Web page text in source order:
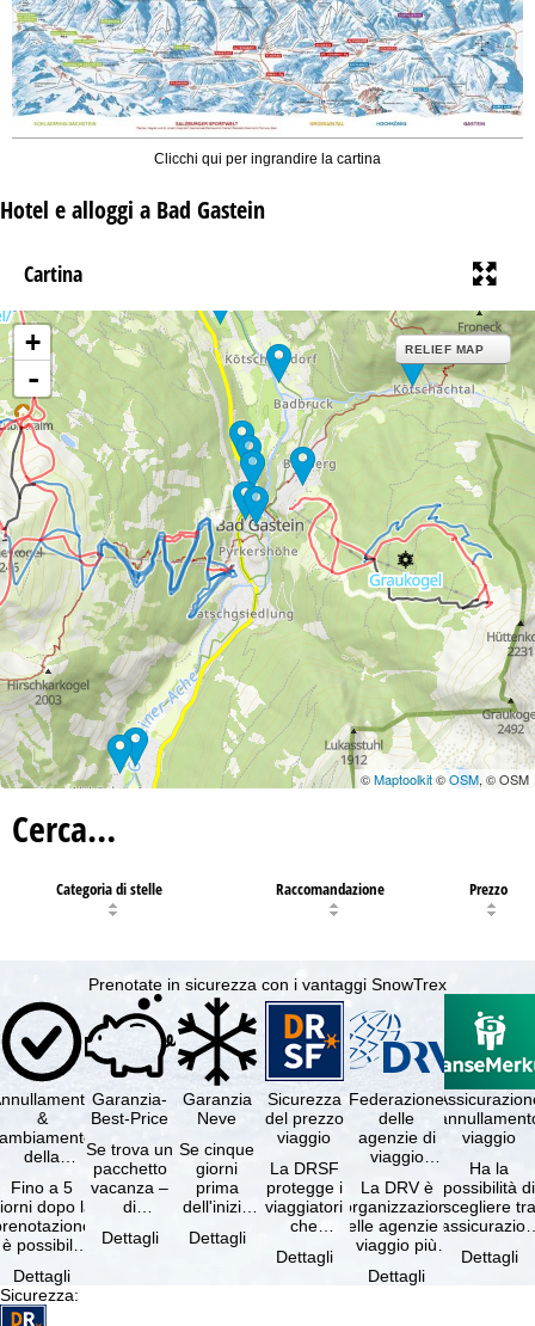
Clicchi qui per ingrandire la cartina
Hotel e alloggi a Bad Gastein
Cartina
+
-
RELIEF MAP
©Maptoolkit©OSM, © OSM
Cerca…
Categoria di stelle Raccomandazione Prezzo
Prenotate in sicurezza con i vantaggi SnowTrex
&
della
gratuiti
Fino a 5
dopo la
è possibile
il …
Dettagli
Garanzia-
Best-Price
Se trova un
pacchetto
vacanza –
di
e servizi
Dettagli
Garanzia
Neve
Se cinque
giorni
prima
dell'inizio
soggiorno
Dettagli
Sicurezza
del prezzo
viaggio
La DRSF
protegge i
viaggiatori
che
un
Dettagli
Federazione
delle
agenzie di
viaggio
La DRV è
l'organizzazione
delle agenzie di
viaggio più
Germania.
Dettagli
viaggio
Ha la
possibilità di
scegliere tra
viaggio
Dettagli
Sicurezza: